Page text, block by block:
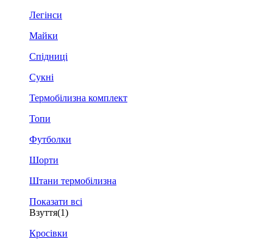
Легінси
Майки
Спідниці
Сукні
Термобілизна комплект
Топи
Футболки
Шорти
Штани термобілизна
Показати всі
Взуття(1)
Кросівки